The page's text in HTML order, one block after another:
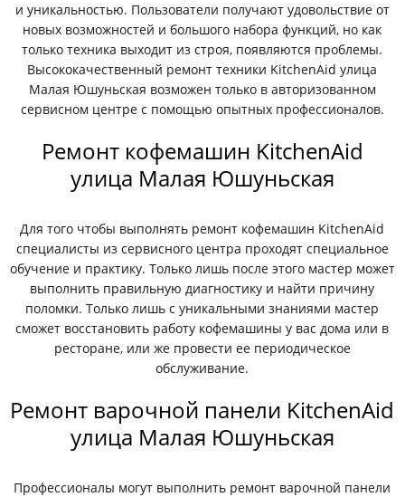
и уникальностью. Пользователи получают удовольствие от
новых возможностей и большого набора функций, но как
только техника выходит из строя, появляются проблемы.
Высококачественный ремонт техники KitchenAid улица
Малая Юшуньская возможен только в авторизованном
сервисном центре с помощью опытных профессионалов.
Ремонт кофемашин KitchenAid
улица Малая Юшуньская
Для того чтобы выполнять ремонт кофемашин KitchenAid
специалисты из сервисного центра проходят специальное
обучение и практику. Только лишь после этого мастер может
выполнить правильную диагностику и найти причину
поломки. Только лишь с уникальными знаниями мастер
сможет восстановить работу кофемашины у вас дома или в
ресторане, или же провести ее периодическое
обслуживание.
Ремонт варочной панели KitchenAid
улица Малая Юшуньская
Профессионалы могут выполнить ремонт варочной панели